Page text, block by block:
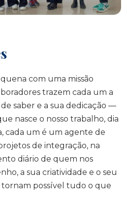
com uma missão
trazem cada um a
de saber e a sua dedicação —
nasce o nosso trabalho, dia
cada um é um agente de
de integração, na
diário de quem nos
a sua criatividade e o seu
tornam possível tudo o que